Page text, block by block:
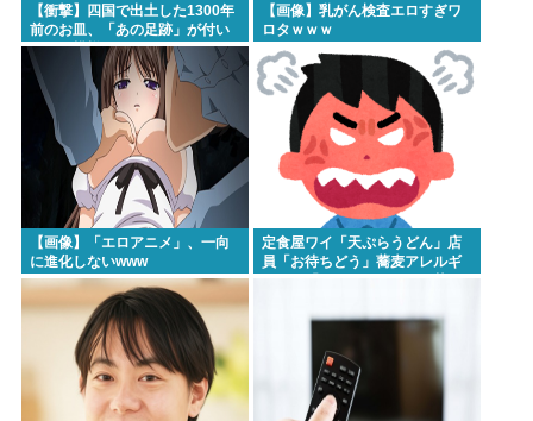
【衝撃】四国で出土した1300年
前のお皿、「あの足跡」が付い
ている模様www
【画像】乳がん検査エロすぎワ
ロタｗｗｗ
【画像】「エロアニメ」、一向
に進化しないwww
定食屋ワイ「天ぷらうどん」店
員「お待ちどう」蕎麦アレルギ
イが悪いのか？